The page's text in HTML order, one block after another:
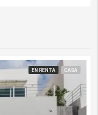
EN RENTA CASA